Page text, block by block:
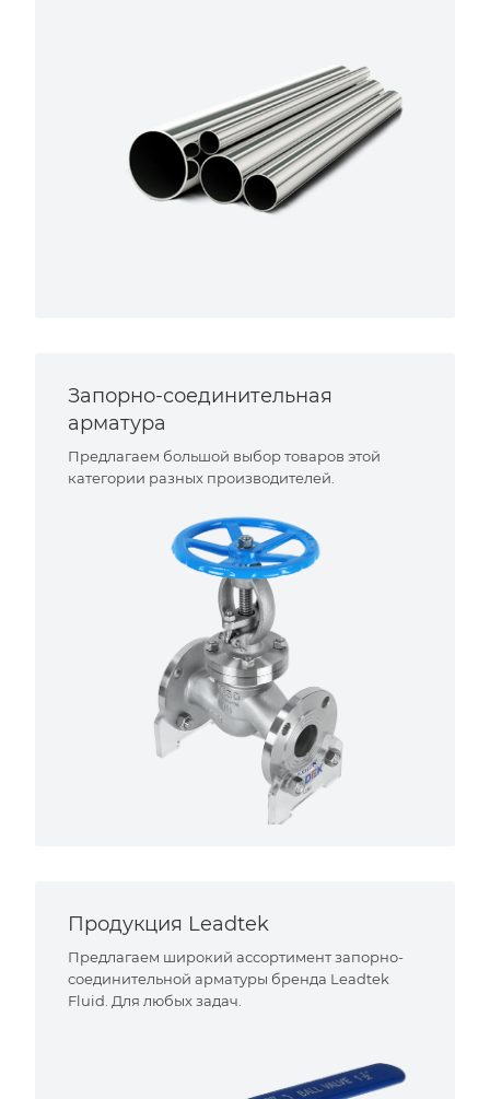
Запорно-соединительная
арматура
Предлагаем большой выбор товаров этой
категории разных производителей.
Продукция Leadtek
Предлагаем широкий ассортимент запорно-
соединительной арматуры бренда Leadtek
Fluid. Для любых задач.